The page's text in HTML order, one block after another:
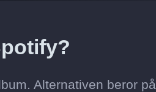
Alternativen beror på